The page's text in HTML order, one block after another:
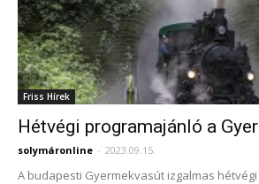
Friss Hírek
Hétvégi programajánló a
solymáronline - 2023.09.15.
A budapesti Gyermekvasút izgalmas